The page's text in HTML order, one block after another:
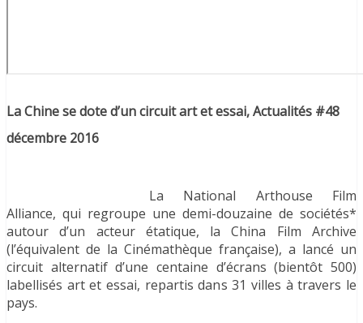
La Chine se dote d’un circuit art et essai, Actualités #48
décembre 2016
La National Arthouse Film
Alliance, qui regroupe une demi-douzaine de sociétés*
autour d’un acteur étatique, la China Film Archive
(l’équivalent de la Cinémathèque française), a lancé un
circuit alternatif d’une centaine d’écrans (bientôt 500)
labellisés art et essai, repartis dans 31 villes à travers le
pays.